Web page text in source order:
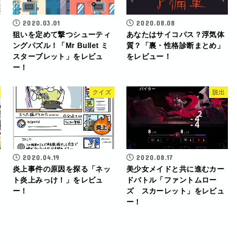
2020.03.01
狙いを定めて撃つシューティ
ングパズル！「Mr Bullet ミ
スターブレット」をレビュ
ー！
2020.08.08
あなたはサイコパス？浮気体
質？「裏・性格診断まとめ」
をレビュー！
クイズ
2020.04.19
炎上事件の原因を探る「ネッ
ト炎上みっけ！」をレビュ
ー！
脱出
2020.08.17
美少女メイドと共に進むカー
ドバトル「ファントムロー
ズ スカーレット」をレビュ
ー！